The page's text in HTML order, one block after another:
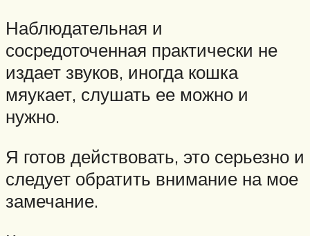
Наблюдательная и
сосредоточенная практически не
издает звуков, иногда кошка
мяукает, слушать ее можно и
нужно.
Я готов действовать, это серьезно и
следует обратить внимание на мое
замечание.